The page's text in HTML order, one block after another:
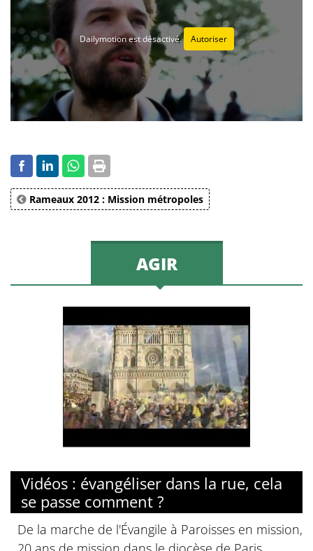
Dailymotion est désactivé. Autoriser
Rameaux 2012 : Mission métropoles
AGIR
Vidéos : évangéliser dans la rue, cela
se passe comment ?
De la marche de l'Évangile à Paroisses en mission,